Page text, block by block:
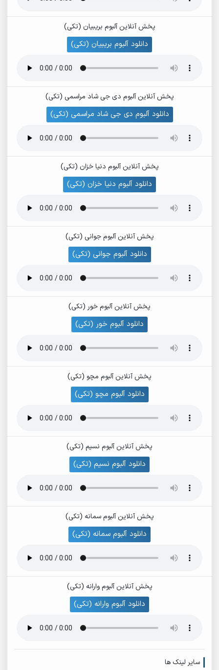
پخش آنلاین آلبوم بریبیان (تکی)
دانلود آلبوم بریبیان (تکی)
پخش آنلاین آلبوم دی جی شاد مراسمی (تکی)
دانلود آلبوم دی جی شاد مراسمی (تکی)
پخش آنلاین آلبوم دنیا خزان (تکی)
دانلود آلبوم دنیا خزان (تکی)
پخش آنلاین آلبوم جوانی (تکی)
دانلود آلبوم جوانی (تکی)
پخش آنلاین آلبوم خور (تکی)
دانلود آلبوم خور (تکی)
پخش آنلاین آلبوم مچو (تکی)
دانلود آلبوم مچو (تکی)
پخش آنلاین آلبوم نسیم (تکی)
دانلود آلبوم نسیم (تکی)
پخش آنلاین آلبوم سمانه (تکی)
دانلود آلبوم سمانه (تکی)
پخش آنلاین آلبوم وارانه (تکی)
دانلود آلبوم وارانه (تکی)
سایر لینک ها